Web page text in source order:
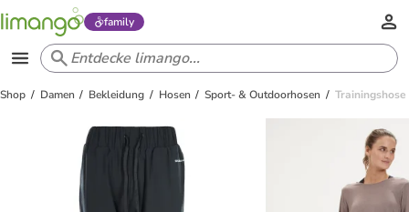
family
Shop Damen Bekleidung Hosen Sport- & Outdoorhosen Trainingshose